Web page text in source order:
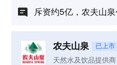
斥资约5亿，农夫山
农夫山泉 已上市
天然水及饮品提供商